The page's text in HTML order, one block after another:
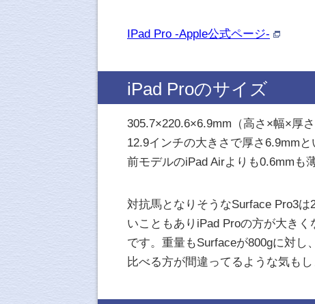
IPad Pro -Apple公式ページ-
iPad Proのサイズ
305.7×220.6×6.9mm（高さ×幅×厚
12.9インチの大きさで厚さ6.9mmと
前モデルのiPad Airよりも0.6mmも
対抗馬となりそうなSurface Pro3
いこともありiPad Proの方が大き
です。重量もSurfaceが800gに対し
比べる方が間違ってるような気も